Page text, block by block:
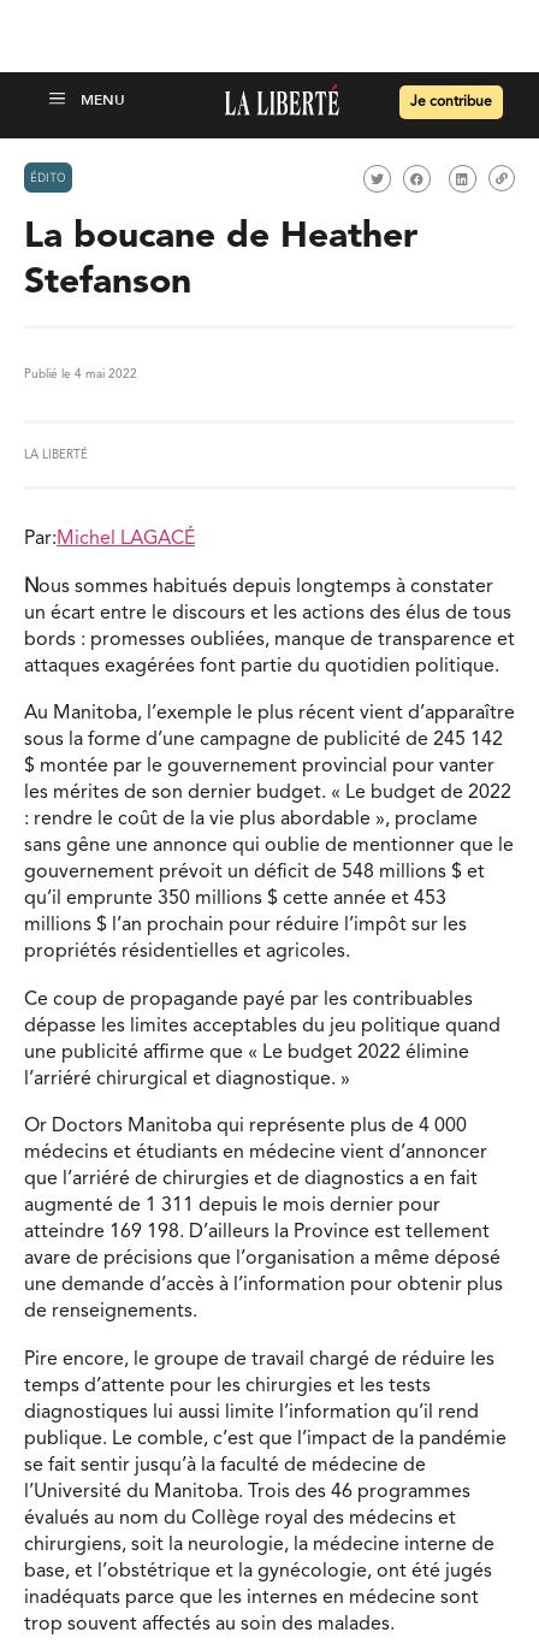
Je contribue
ÉDITO
La boucane de Heather
Stefanson
Publié le 4 mai 2022
LA LIBERTÉ
Par: Michel LAGACÉ
Nous sommes habitués depuis longtemps à constater
un écart entre le discours et les actions des élus de tous
bords : promesses oubliées, manque de transparence et
attaques exagérées font partie du quotidien politique.
Au Manitoba, l’exemple le plus récent vient d’apparaître
sous la forme d’une campagne de publicité de 245 142
$ montée par le gouvernement provincial pour vanter
les mérites de son dernier budget. « Le budget de 2022
: rendre le coût de la vie plus abordable », proclame
sans gêne une annonce qui oublie de mentionner que le
gouvernement prévoit un déficit de 548 millions $ et
qu’il emprunte 350 millions $ cette année et 453
millions $ l’an prochain pour réduire l’impôt sur les
propriétés résidentielles et agricoles.
Ce coup de propagande payé par les contribuables
dépasse les limites acceptables du jeu politique quand
une publicité affirme que « Le budget 2022 élimine
l’arriéré chirurgical et diagnostique. »
Or Doctors Manitoba qui représente plus de 4 000
médecins et étudiants en médecine vient d’annoncer
que l’arriéré de chirurgies et de diagnostics a en fait
augmenté de 1 311 depuis le mois dernier pour
atteindre 169 198. D’ailleurs la Province est tellement
avare de précisions que l’organisation a même déposé
une demande d’accès à l’information pour obtenir plus
de renseignements.
Pire encore, le groupe de travail chargé de réduire les
temps d’attente pour les chirurgies et les tests
diagnostiques lui aussi limite l’information qu’il rend
publique. Le comble, c’est que l’impact de la pandémie
se fait sentir jusqu’à la faculté de médecine de
l’Université du Manitoba. Trois des 46 programmes
évalués au nom du Collège royal des médecins et
chirurgiens, soit la neurologie, la médecine interne de
base, et l’obstétrique et la gynécologie, ont été jugés
inadéquats parce que les internes en médecine sont
trop souvent affectés au soin des malades.